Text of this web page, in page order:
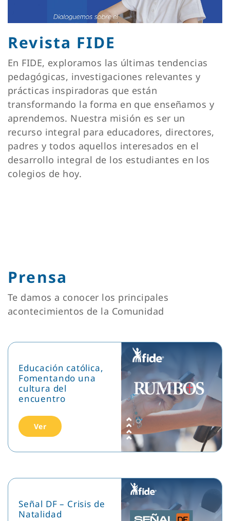
Revista FIDE
En FIDE, exploramos las últimas tendencias
pedagógicas, investigaciones relevantes y
prácticas inspiradoras que están
transformando la forma en que enseñamos y
aprendemos. Nuestra misión es ser un
recurso integral para educadores, directores,
padres y todos aquellos interesados en el
desarrollo integral de los estudiantes en los
colegios de hoy.
Prensa
Te damos a conocer los principales
acontecimientos de la Comunidad
Educación católica,
Fomentando una
cultura del
encuentro
Ver
Señal DF – Crisis de
Natalidad